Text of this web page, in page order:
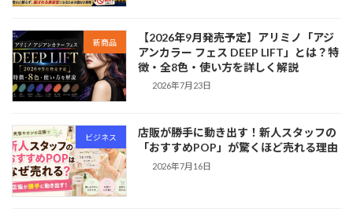
新商品
【2026年9月発売予定】アリミノ「アジ
アンカラー フェス DEEP LIFT」とは？特
徴・全8色・使い方を詳しく解説
2026年7月23日
ビジネス
店販が勝手に動き出す！新人スタッフの
「おすすめPOP」が驚くほど売れる理由
2026年7月16日